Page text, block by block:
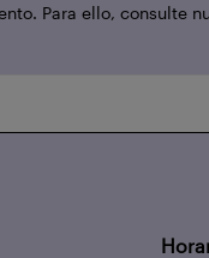
Para ello, consulte